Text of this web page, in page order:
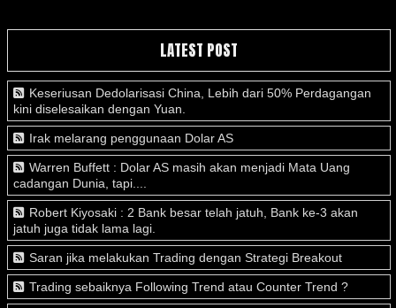
LATEST POST
Keseriusan Dedolarisasi China, Lebih dari 50% Perdagangan
kini diselesaikan dengan Yuan.
Irak melarang penggunaan Dolar AS
Warren Buffett : Dolar AS masih akan menjadi Mata Uang
cadangan Dunia, tapi....
Robert Kiyosaki : 2 Bank besar telah jatuh, Bank ke-3 akan
jatuh juga tidak lama lagi.
Saran jika melakukan Trading dengan Strategi Breakout
Trading sebaiknya Following Trend atau Counter Trend ?